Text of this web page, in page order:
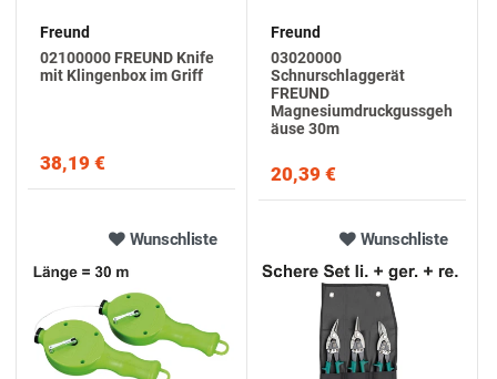
Freund
02100000 FREUND Knife
mit Klingenbox im Griff
38,19 €
Freund
03020000
Schnurschlaggerät
FREUND
Magnesiumdruckgussgeh
äuse 30m
20,39 €
Wunschliste Wunschliste